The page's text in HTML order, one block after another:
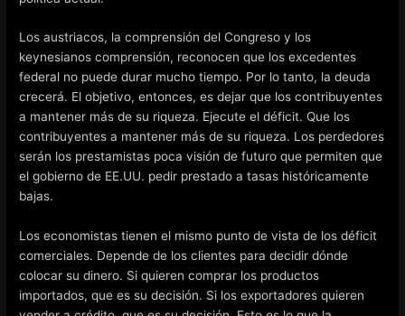
Los austriacos, la comprensión del Congreso y los
keynesianos comprensión, reconocen que los excedentes
federal no puede durar mucho tiempo. Por lo tanto, la deuda
crecerá. El objetivo, entonces, es dejar que los contribuyentes
a mantener más de su riqueza. Ejecute el déficit. Que los
contribuyentes a mantener más de su riqueza. Los perdedores
serán los prestamistas poca visión de futuro que permiten que
el gobierno de EE.UU. pedir prestado a tasas históricamente
bajas.
Los economistas tienen el mismo punto de vista de los déficit
comerciales. Depende de los clientes para decidir dónde
colocar su dinero. Si quieren comprar los productos
importados, que es su decisión. Si los exportadores quieren